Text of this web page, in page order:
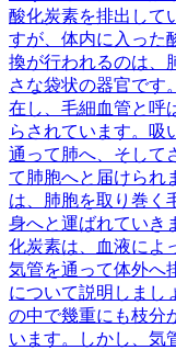
酸化炭素を排出して
すが、体内に入った
換が行われるのは、
さな袋状の器官です
在し、毛細血管と呼
らされています。吸
通って肺へ、そして
て肺胞へと届けられ
は、肺胞を取り巻く
身へと運ばれていき
化炭素は、血液によ
気管を通って体外へ
について説明しまし
の中で幾重にも枝分
います。しかし、気